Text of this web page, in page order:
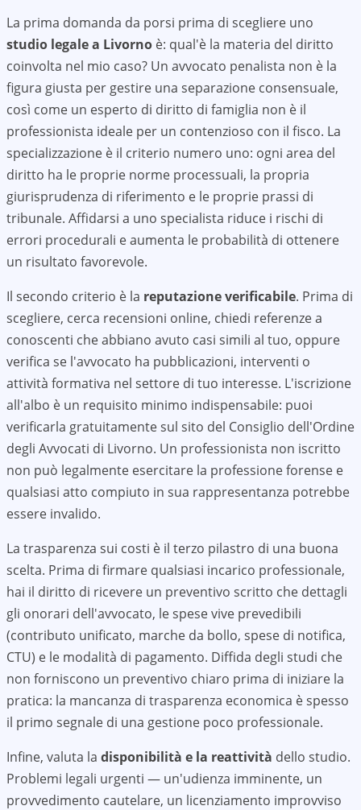
La prima domanda da porsi prima di scegliere uno
studio legale a Livorno è: qual'è la materia del diritto
coinvolta nel mio caso? Un avvocato penalista non è la
figura giusta per gestire una separazione consensuale,
così come un esperto di diritto di famiglia non è il
professionista ideale per un contenzioso con il fisco. La
specializzazione è il criterio numero uno: ogni area del
diritto ha le proprie norme processuali, la propria
giurisprudenza di riferimento e le proprie prassi di
tribunale. Affidarsi a uno specialista riduce i rischi di
errori procedurali e aumenta le probabilità di ottenere
un risultato favorevole.
Il secondo criterio è la reputazione verificabile. Prima di
scegliere, cerca recensioni online, chiedi referenze a
conoscenti che abbiano avuto casi simili al tuo, oppure
verifica se l'avvocato ha pubblicazioni, interventi o
attività formativa nel settore di tuo interesse. L'iscrizione
all'albo è un requisito minimo indispensabile: puoi
verificarla gratuitamente sul sito del Consiglio dell'Ordine
degli Avvocati di Livorno. Un professionista non iscritto
non può legalmente esercitare la professione forense e
qualsiasi atto compiuto in sua rappresentanza potrebbe
essere invalido.
La trasparenza sui costi è il terzo pilastro di una buona
scelta. Prima di firmare qualsiasi incarico professionale,
hai il diritto di ricevere un preventivo scritto che dettagli
gli onorari dell'avvocato, le spese vive prevedibili
(contributo unificato, marche da bollo, spese di notifica,
CTU) e le modalità di pagamento. Diffida degli studi che
non forniscono un preventivo chiaro prima di iniziare la
pratica: la mancanza di trasparenza economica è spesso
il primo segnale di una gestione poco professionale.
Infine, valuta la disponibilità e la reattività dello studio.
Problemi legali urgenti — un'udienza imminente, un
provvedimento cautelare, un licenziamento improvviso